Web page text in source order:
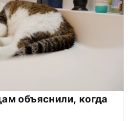
объяснили, когда